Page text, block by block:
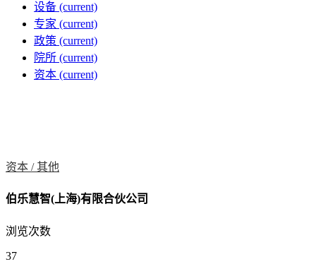
设备 (current)
专家 (current)
政策 (current)
院所 (current)
资本 (current)
资本 /其他
伯乐慧智(上海)有限合伙公司
浏览次数
37